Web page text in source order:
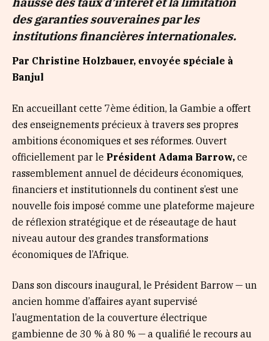
des garanties souveraines par les
institutions financières internationales.
Par Christine Holzbauer, envoyée spéciale à
Banjul
En accueillant cette 7ème édition, la Gambie a offert
des enseignements précieux à travers ses propres
ambitions économiques et ses réformes. Ouvert
officiellement par le Président Adama Barrow, ce
rassemblement annuel de décideurs économiques,
financiers et institutionnels du continent s’est une
nouvelle fois imposé comme une plateforme majeure
de réflexion stratégique et de réseautage de haut
niveau autour des grandes transformations
économiques de l’Afrique.
Dans son discours inaugural, le Président Barrow — un
ancien homme d’affaires ayant supervisé
l’augmentation de la couverture électrique
gambienne de 30 % à 80 % — a qualifié le recours au